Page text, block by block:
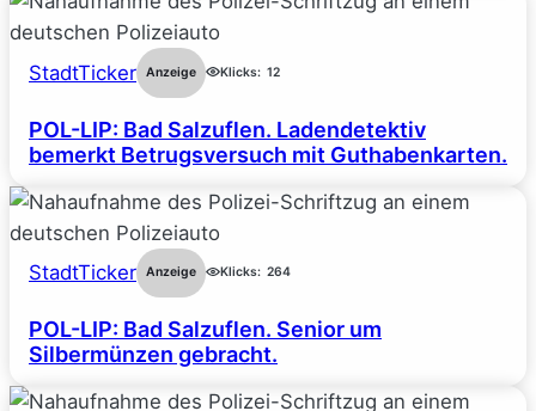
StadtTicker Anzeige Klicks: 12
POL-LIP: Bad Salzuflen. Ladendetektiv
bemerkt Betrugsversuch mit Guthabenkarten.
StadtTicker Anzeige Klicks: 264
POL-LIP: Bad Salzuflen. Senior um
Silbermünzen gebracht.